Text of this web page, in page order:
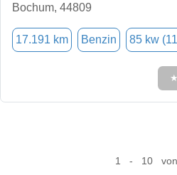
Bochum, 44809
17.191 km Benzin 85 kw
★
1 - 10